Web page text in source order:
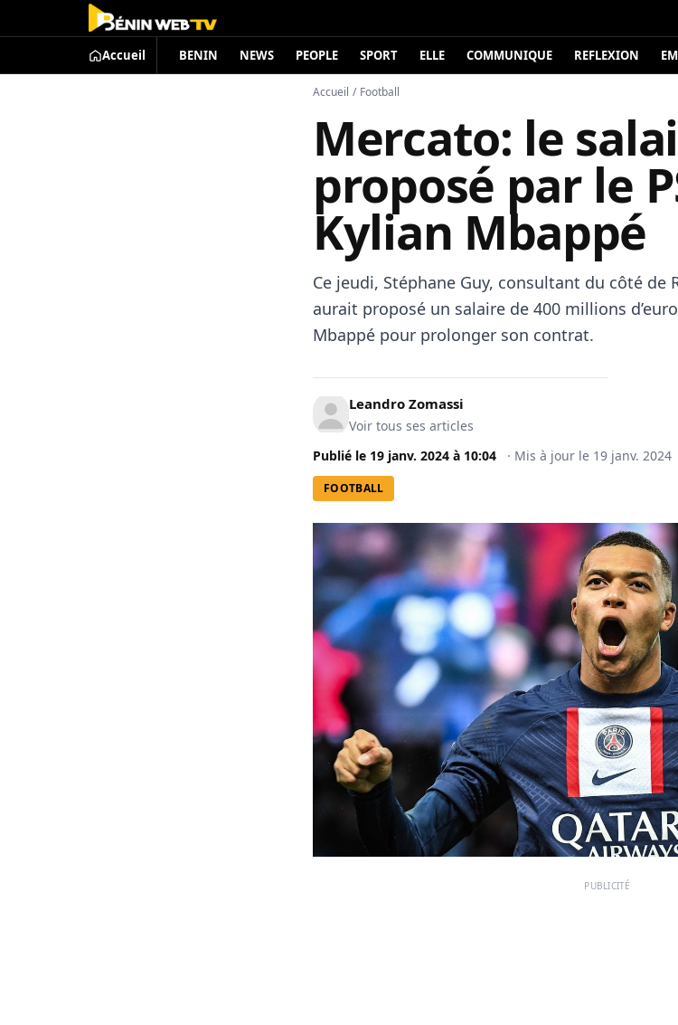
Accueil BENIN NEWS PEOPLE SPORT ELLE COMMUNIQUE REFLEXION
Accueil / Football
Mercato: le
proposé par le
Kylian Mbappé
Ce jeudi, Stéphane Guy, consultant du côté de
aurait proposé un salaire de 400 millions
Mbappé pour prolonger son contrat.
Leandro Zomassi
Voir tous ses articles
Publié le 19 janv. 2024 à 10:04 · Mis à jour le 19 janv. 2024
FOOTBALL
PUBLICITÉ